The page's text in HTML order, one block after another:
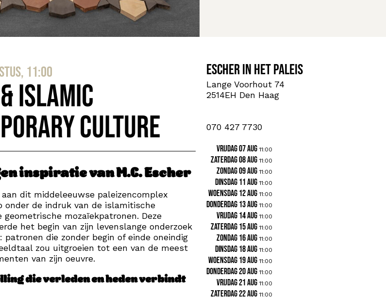
11:00
Islamic
Culture
inspiratie van M.C. Escher
dit middeleeuwse paleizencomplex
onder de indruk van de islamitische
mozaïekpatronen. Deze
het begin van zijn levenslange onderzoek
patronen die zonder begin of einde oneindig
zou uitgroeien tot een van de meest
van zijn oeuvre.
die verleden en heden verbindt
Escher in Het Paleis
Lange Voorhout 74
2514EH Den Haag
070 427 7730
vrijdag 07 aug 11:00
zaterdag 08 aug 11:00
zondag 09 aug 11:00
dinsdag 11 aug 11:00
woensdag 12 aug 11:00
donderdag 13 aug 11:00
vrijdag 14 aug 11:00
zaterdag 15 aug 11:00
zondag 16 aug 11:00
dinsdag 18 aug 11:00
woensdag 19 aug 11:00
donderdag 20 aug 11:00
vrijdag 21 aug 11:00
zaterdag 22 aug 11:00